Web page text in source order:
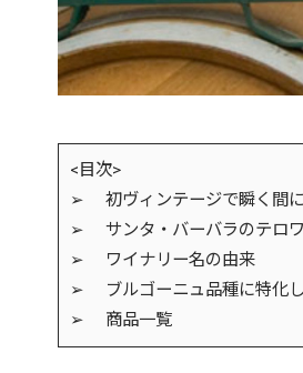
<目次>
➢ 初ヴィンテージで瞬く間
➢ サンタ・バーバラのテロ
➢ ワイナリー名の由来
➢ ブルゴーニュ品種に特化し
➢ 商品一覧